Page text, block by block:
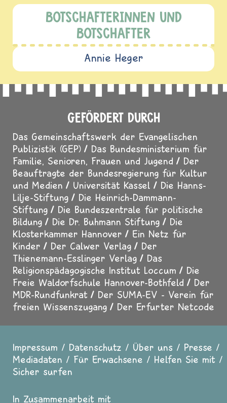
BOTSCHAFTERINNEN UND
BOTSCHAFTER
Annie Heger
GEFÖRDERT DURCH
Das Gemeinschaftswerk der Evangelischen
Publizistik (GEP)
Das Bundesministerium für
Familie, Senioren, Frauen und Jugend
Der
Beauftragte der Bundesregierung für Kultur
und Medien
Universität Kassel
Die Hanns-
Lilje-Stiftung
Die Heinrich-Dammann-
Stiftung
Die Bundeszentrale für politische
Bildung
Die Dr. Buhmann Stiftung
Die
Klosterkammer Hannover
Ein Netz für
Kinder
Der Calwer Verlag
Der
Thienemann-Esslinger Verlag
Das
Religionspädagogische Institut Loccum
Die
Freie Waldorfschule Hannover-Bothfeld
Der
MDR-Rundfunkrat
Der SUMA-EV - Verein für
freien Wissenszugang
Der Erfurter Netcode
Fußzeile
Impressum Datenschutz Über uns
Presse
Mediadaten
Für Erwachsene
Helfen Sie mit
Sicher surfen
In Zusammenarbeit mit